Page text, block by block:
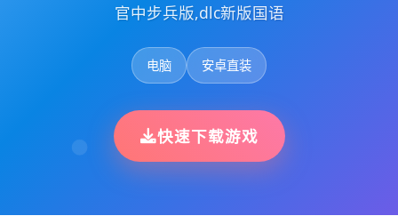
官中步兵版,dlc新版国语
电脑 安卓直装
快速下载游戏